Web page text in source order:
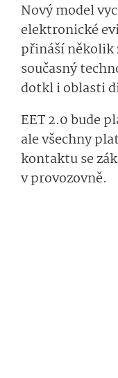
Nový model
elektronické
přináší
současný
dotkl i oblasti
EET 2.0 bude
ale všechny
kontaktu se
v provozovně.